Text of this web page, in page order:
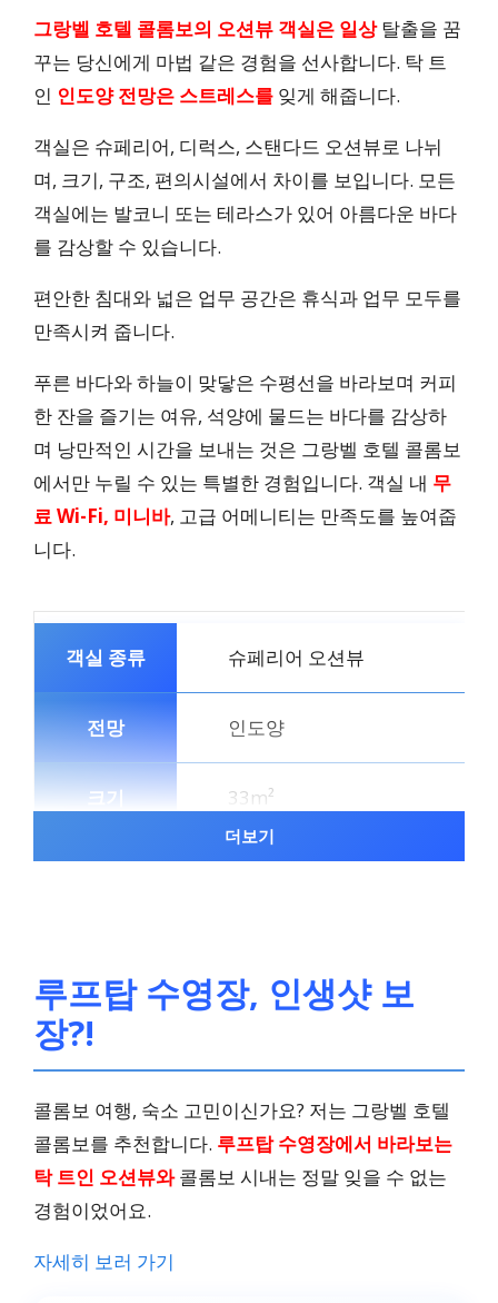
그랑벨 호텔 콜롬보의 오션뷰 객실은 일상탈출을 꿈
꾸는 당신에게 마법 같은 경험을 선사합니다. 탁 트
인 인도양 전망은 스트레스를 잊게 해줍니다.
객실은 슈페리어, 디럭스, 스탠다드 오션뷰로 나뉘
며, 크기, 구조, 편의시설에서 차이를 보입니다. 모든
객실에는 발코니 또는 테라스가 있어 아름다운 바다
를 감상할 수 있습니다.
편안한 침대와 넓은 업무 공간은 휴식과 업무 모두를
만족시켜 줍니다.
푸른 바다와 하늘이 맞닿은 수평선을 바라보며 커피
한 잔을 즐기는 여유, 석양에 물드는 바다를 감상하
며 낭만적인 시간을 보내는 것은 그랑벨 호텔 콜롬보
에서만 누릴 수 있는 특별한 경험입니다. 객실 내 무
료 Wi-Fi, 미니바, 고급 어메니티는 만족도를 높여줍
니다.
슈페리어 오션뷰
인도양
33m²
넓은 공간, 편안한 침대
인도양
고급스러운 인테리어
더보기
루프탑 수영장, 인생샷 보
장?!
콜롬보 여행, 숙소 고민이신가요? 저는 그랑벨 호텔
콜롬보를 추천합니다. 루프탑 수영장에서 바라보는
탁 트인 오션뷰와콜롬보 시내는 정말 잊을 수 없는
경험이었어요.
자세히 보러 가기